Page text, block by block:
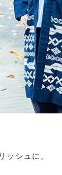
ッシュに、